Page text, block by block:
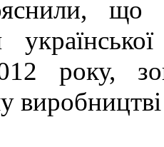
що
року,
виробництві